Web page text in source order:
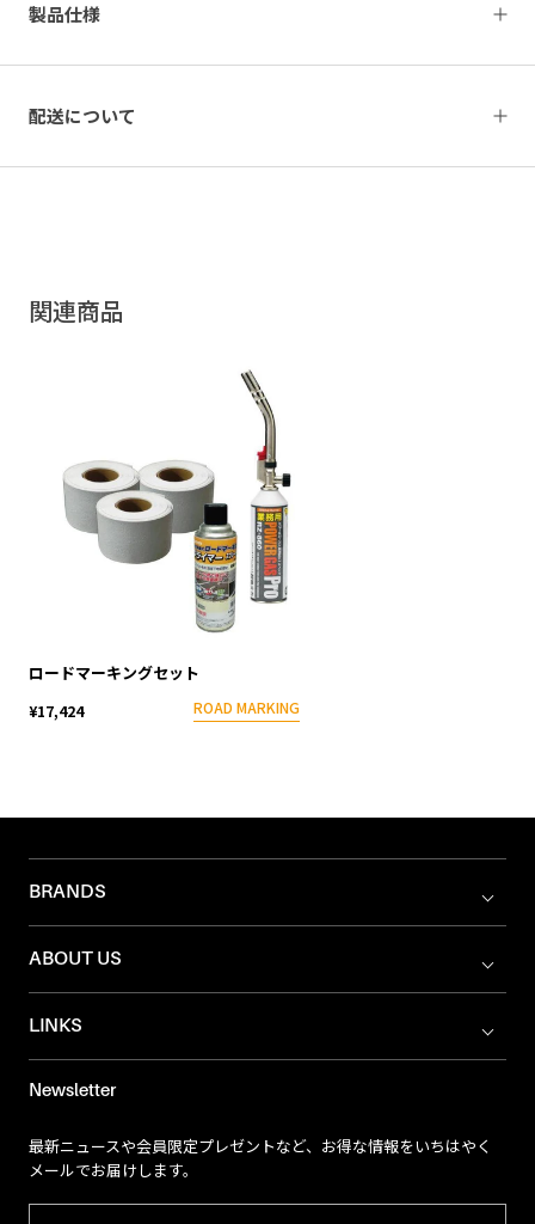
製品仕様
配送について
関連商品
ロードマーキングセット
ROAD MARKING
¥17,424
BRANDS
ABOUT US
LINKS
Newsletter
最新ニュースや会員限定プレゼントなど、お得な情報をいちはやく
メールでお届けします。